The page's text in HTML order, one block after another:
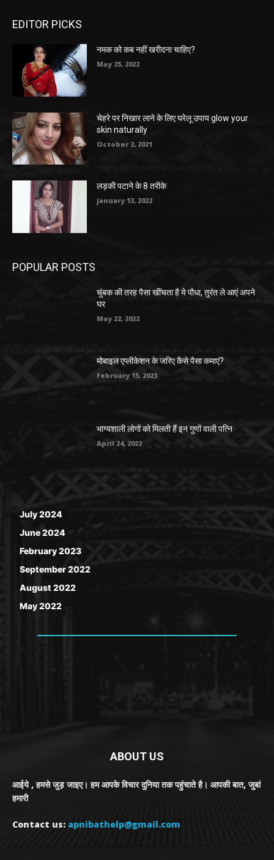
EDITOR PICKS
नमक को कब नहीं खरीदना चाहिए?
May 25, 2022
चेहरे पर निखार लाने के लिए घरेलू उपाय glow your
skin naturally
October 2, 2021
लड़की पटाने के 8 तरीके
January 13, 2022
POPULAR POSTS
चुंबक की तरह पैसा खींचता है ये पौधा, तुरंत ले आएं अपने
घर
May 22, 2022
मोबाइल एप्लीकेशन के जरिए कैसे पैसा कमाएं?
February 15, 2023
भाग्यशाली लोगों को मिलती हैं इन गुणों वाली पत्नि
April 24, 2022
July 2024
June 2024
February 2023
September 2022
August 2022
May 2022
ABOUT US
आईये , हमसे जुड़ जाइए। हम आपके विचार दुनिया तक पहुंचाते है। आपकी बात, जुबां
हमारी
Contact us: apnibathelp@gmail.com